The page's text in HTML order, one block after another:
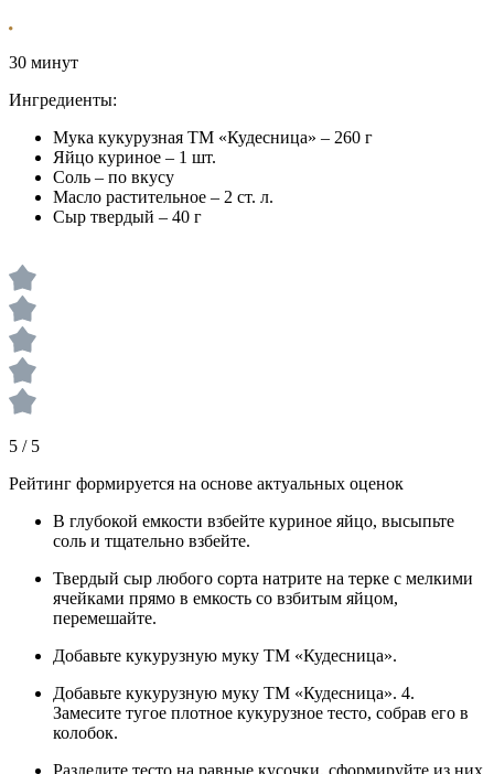
30 минут
Ингредиенты:
Мука кукурузная ТМ «Кудесница» – 260 г
Яйцо куриное – 1 шт.
Соль – по вкусу
Масло растительное – 2 ст. л.
Сыр твердый – 40 г
5 / 5
Рейтинг формируется на основе актуальных оценок
В глубокой емкости взбейте куриное яйцо, высыпьте
соль и тщательно взбейте.
Твердый сыр любого сорта натрите на терке с мелкими
ячейками прямо в емкость со взбитым яйцом,
перемешайте.
Добавьте кукурузную муку ТМ «Кудесница».
Добавьте кукурузную муку ТМ «Кудесница». 4.
Замесите тугое плотное кукурузное тесто, собрав его в
колобок.
Разделите тесто на равные кусочки, сформируйте из них